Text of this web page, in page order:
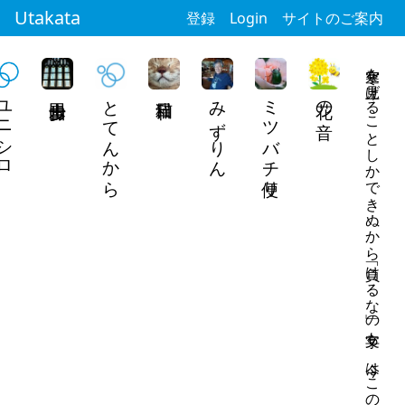
Utakata 登録 Login サイトのご案内
寒空を見上げることしかできぬから 「負けるな」の文字も、今はこのまま
花の音
ミツバチ便り
みずりん
とてんから
ロ